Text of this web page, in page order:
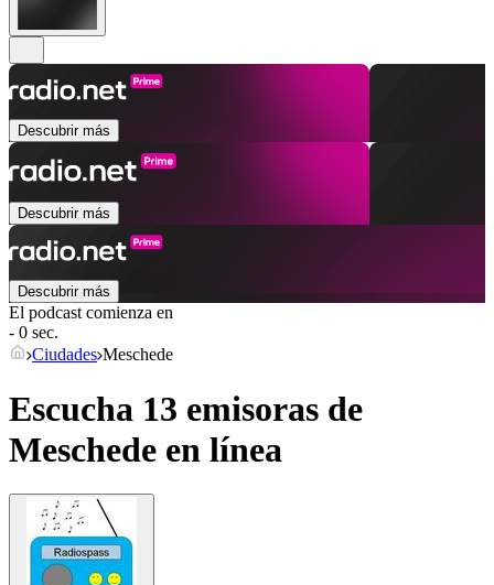
Descubrir más
Descubrir más
Descubrir más
El podcast comienza en
- 0 sec.
Ciudades Meschede
Escucha 13 emisoras de
Meschede en línea